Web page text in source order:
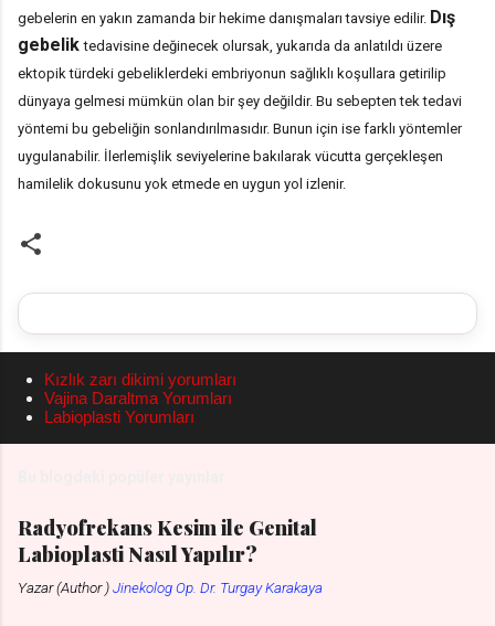
gebelerin en yakın zamanda bir hekime danışmaları tavsiye edilir. Dış
gebeliktedavisine değinecek olursak, yukarıda da anlatıldı üzere
ektopik türdeki gebeliklerdeki embriyonun sağlıklı koşullara getirilip
dünyaya gelmesi mümkün olan bir şey değildir. Bu sebepten tek tedavi
yöntemi bu gebeliğin sonlandırılmasıdır. Bunun için ise farklı yöntemler
uygulanabilir. İlerlemişlik seviyelerine bakılarak vücutta gerçekleşen
hamilelik dokusunu yok etmede en uygun yol izlenir.
Kızlık zarı dikimi yorumları
Vajina Daraltma Yorumları
Labioplasti Yorumları
Radyofrekans Kesim ile Genital
Labioplasti Nasıl Yapılır?
Yazar (Author )Jinekolog Op. Dr. Turgay Karakaya